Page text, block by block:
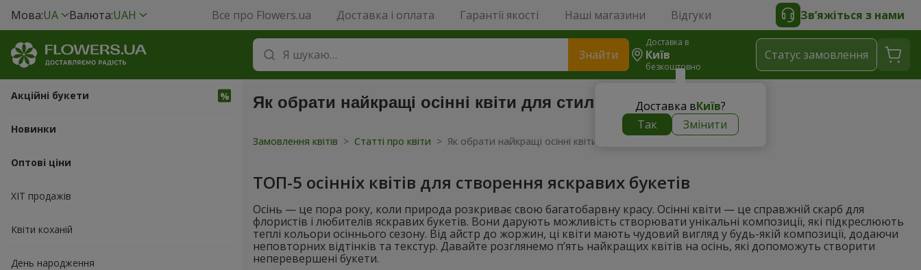
Мова:UA Валюта:UAH Все про Flowers.ua Доставка і оплата Гарантії якості Наші магазини Відгуки Зв’яжіться з нами
Знайти
Доставка в
Київ
безкоштовно
Доставка вКиїв?
Так
Змінити
Статус замовлення
Акційні букети
Новинки
Оптові ціни
ХІТ продажів
Квіти коханій
День народження
Як обрати найкращі осінні квіти для стильних букетів
Замовлення квітів > Статті про квіти > Як обрати найкращі осінні квіти для стильних букетів
ТОП-5 осінніх квітів для створення яскравих букетів
Осінь — це пора року, коли природа розкриває свою багатобарвну красу. Осінні квіти — це справжній скарб для
флористів і любителів яскравих букетів. Вони дарують можливість створювати унікальні композиції, які підкреслюють
теплі кольори осіннього сезону. Від айстр до жоржин, ці квіти мають чудовий вигляд у будь-якій композиції, додаючи
неповторних відтінків та текстур. Давайте розглянемо п’ять найкращих квітів на осінь, які допоможуть створити
неперевершені букети.